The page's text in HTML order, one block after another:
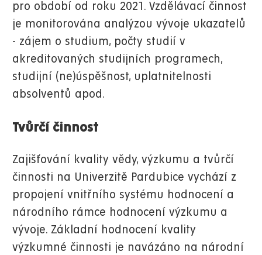
pro období od roku 2021. Vzdělávací činnost
je monitorována analýzou vývoje ukazatelů
- zájem o studium, počty studií v
akreditovaných studijních programech,
studijní (ne)úspěšnost, uplatnitelnosti
absolventů apod.
Tvůrčí činnost
Zajišťování kvality vědy, výzkumu a tvůrčí
činnosti na Univerzitě Pardubice vychází z
propojení vnitřního systému hodnocení a
národního rámce hodnocení výzkumu a
vývoje. Základní hodnocení kvality
výzkumné činnosti je navázáno na národní